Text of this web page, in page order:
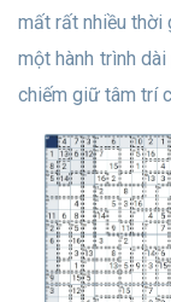
mất rất nhiều thời
một hành trình
chiếm giữ tâm trí